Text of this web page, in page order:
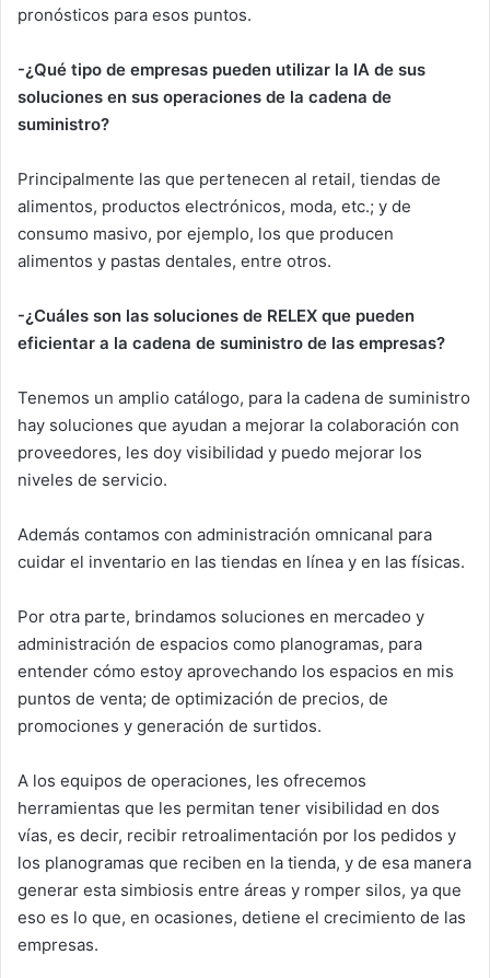
pronósticos para esos puntos.
-¿Qué tipo de empresas pueden utilizar la IA de sus
soluciones en sus operaciones de la cadena de
suministro?
Principalmente las que pertenecen al retail, tiendas de
alimentos, productos electrónicos, moda, etc.; y de
consumo masivo, por ejemplo, los que producen
alimentos y pastas dentales, entre otros.
-¿Cuáles son las soluciones de RELEX que pueden
eficientar a la cadena de suministro de las empresas?
Tenemos un amplio catálogo, para la cadena de suministro
hay soluciones que ayudan a mejorar la colaboración con
proveedores, les doy visibilidad y puedo mejorar los
niveles de servicio.
Además contamos con administración omnicanal para
cuidar el inventario en las tiendas en línea y en las físicas.
Por otra parte, brindamos soluciones en mercadeo y
administración de espacios como planogramas, para
entender cómo estoy aprovechando los espacios en mis
puntos de venta; de optimización de precios, de
promociones y generación de surtidos.
A los equipos de operaciones, les ofrecemos
herramientas que les permitan tener visibilidad en dos
vías, es decir, recibir retroalimentación por los pedidos y
los planogramas que reciben en la tienda, y de esa manera
generar esta simbiosis entre áreas y romper silos, ya que
eso es lo que, en ocasiones, detiene el crecimiento de las
empresas.